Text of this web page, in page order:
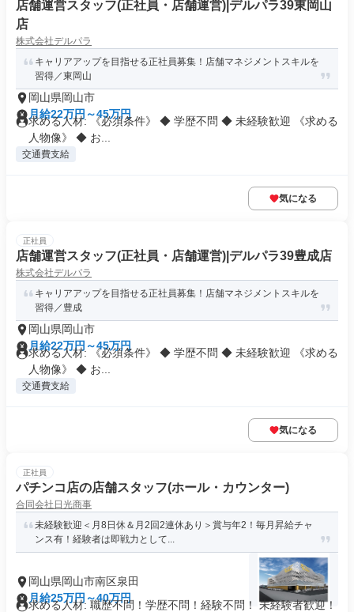
店舗運営スタッフ(正社員・店舗運営)|デルパラ39東岡山
店
株式会社デルパラ
キャリアアップを目指せる正社員募集！店舗マネジメントスキルを
習得／東岡山
岡山県岡山市
月給22万円～45万円
求める人材: 《必須条件》 ◆ 学歴不問 ◆ 未経験歓迎 《求める
人物像》 ◆ お...
交通費支給
気になる
正社員
店舗運営スタッフ(正社員・店舗運営)|デルパラ39豊成店
株式会社デルパラ
キャリアアップを目指せる正社員募集！店舗マネジメントスキルを
習得／豊成
岡山県岡山市
月給22万円～45万円
求める人材: 《必須条件》 ◆ 学歴不問 ◆ 未経験歓迎 《求める
人物像》 ◆ お...
交通費支給
気になる
正社員
パチンコ店の店舗スタッフ(ホール・カウンター)
合同会社日光商事
未経験歓迎＜月8日休＆月2回2連休あり＞賞与年2！毎月昇給チャ
ンス有！経験者は即戦力として...
岡山県岡山市南区泉田
月給25万円～40万円
求める人材: 職歴不問！学歴不問！経験不問！ 未経験者歓迎！